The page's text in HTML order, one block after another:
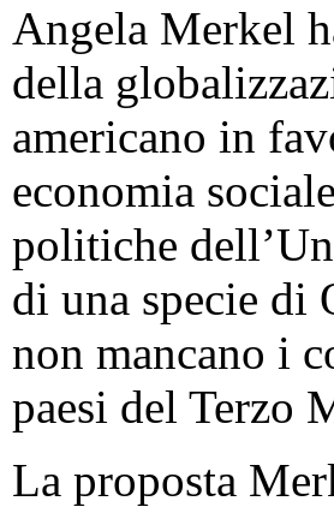
Angela Merkel
della
americano in
economia
politiche
di una specie di
non mancano i
paesi del Terzo
La proposta